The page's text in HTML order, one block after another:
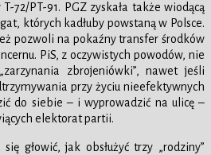
T-72/PT-91. PGZ zyskała także wiodącą
których kadłuby powstaną w Polsce.
pozwoli na pokaźny transfer środków
PiS, z oczywistych powodów, nie
zbrojeniówki”, nawet jeśli
przy życiu nieefektywnych
do siebie – i wyprowadzić na ulicę –
elektorat partii.
głowić, jak obsłużyć trzy „rodziny”